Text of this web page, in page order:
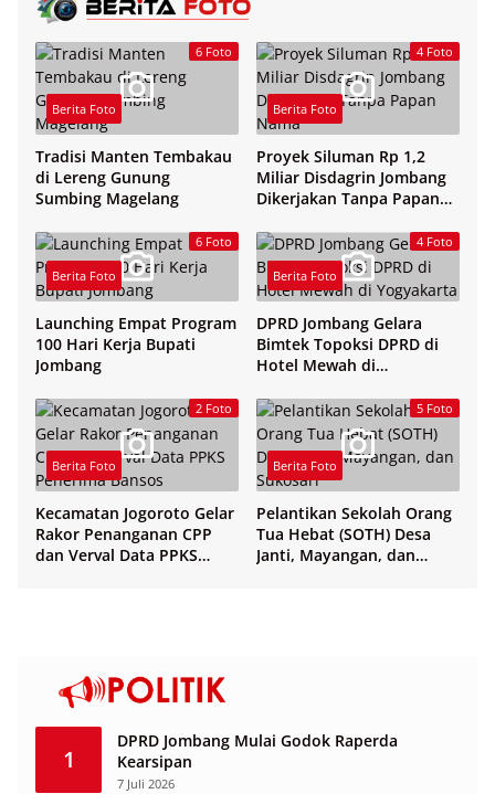
6 Foto
Berita Foto
Tradisi Manten Tembakau
di Lereng Gunung
Sumbing Magelang
4 Foto
Berita Foto
Proyek Siluman Rp 1,2
Miliar Disdagrin Jombang
Dikerjakan Tanpa Papan
6 Foto
Berita Foto
Launching Empat Program
100 Hari Kerja Bupati
Jombang
4 Foto
Berita Foto
DPRD Jombang Gelara
Bimtek Topoksi DPRD di
Hotel Mewah di
2 Foto
Berita Foto
Kecamatan Jogoroto Gelar
Rakor Penanganan CPP
dan Verval Data PPKS
5 Foto
Berita Foto
Pelantikan Sekolah Orang
Tua Hebat (SOTH) Desa
Janti, Mayangan, dan
1
DPRD Jombang Mulai Godok Raperda
Kearsipan
7 Juli 2026